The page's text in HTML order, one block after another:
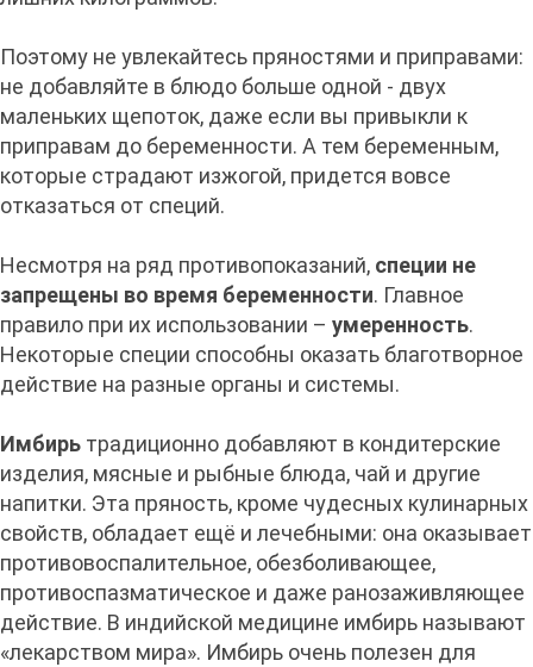
Поэтому не увлекайтесь пряностями и приправами:
не добавляйте в блюдо больше одной - двух
маленьких щепоток, даже если вы привыкли к
приправам до беременности. А тем беременным,
которые страдают изжогой, придется вовсе
отказаться от специй.
Несмотря на ряд противопоказаний, специи не
запрещены во время беременности. Главное
правило при их использовании – умеренность.
Некоторые специи способны оказать благотворное
действие на разные органы и системы.
Имбирь традиционно добавляют в кондитерские
изделия, мясные и рыбные блюда, чай и другие
напитки. Эта пряность, кроме чудесных кулинарных
свойств, обладает ещё и лечебными: она оказывает
противовоспалительное, обезболивающее,
противоспазматическое и даже ранозаживляющее
действие. В индийской медицине имбирь называют
«лекарством мира». Имбирь очень полезен для